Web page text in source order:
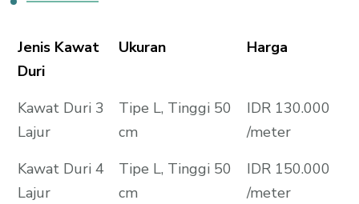
Jenis Kawat
Duri
Ukuran Harga
Kawat Duri 3
Lajur
Tipe L, Tinggi 50
cm
IDR 130.000
/meter
Kawat Duri 4
Lajur
Tipe L, Tinggi 50
cm
IDR 150.000
/meter